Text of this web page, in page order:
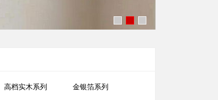
高档实木系列 金银箔系列